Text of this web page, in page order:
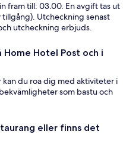
fram till: 03.00. En avgift tas ut
Utcheckning senast
utcheckning erbjuds.
Hotel Post och i
kan du roa dig med aktiviteter i
som bastu och
eller finns det